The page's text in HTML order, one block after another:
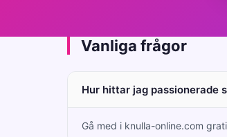
Vanliga frågor
Hur hittar jag passionerade
Gå med i knulla-online.com